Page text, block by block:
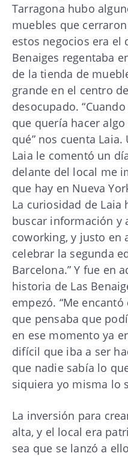
Tarragona hubo
muebles que
estos negocios era el
Benaiges regentaba
de la tienda de
grande en el centro
desocupado.
que quería hacer
qué” nos cuenta
Laia le comentó un
delante del local me
que hay en Nueva
La curiosidad de Laia
buscar información y
coworking, y justo en
celebrar la segunda
Barcelona.” Y fue en
historia de Las
empezó. “Me
que pensaba que
en ese momento ya
difícil que iba a ser
que nadie sabía lo
siquiera yo misma lo
La inversión para
alta, y el local era
sea que se lanzó a